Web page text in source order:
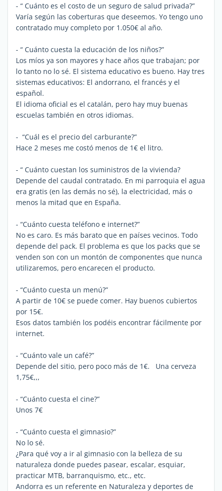
- “ Cuánto es el costo de un seguro de salud privada?”
Varía según las coberturas que deseemos. Yo tengo uno
contratado muy completo por 1.050€ al año.
- “ Cuánto cuesta la educación de los niños?”
Los míos ya son mayores y hace años que trabajan; por
lo tanto no lo sé. El sistema educativo es bueno. Hay tres
sistemas educativos: El andorrano, el francés y el
español.
El idioma oficial es el catalán, pero hay muy buenas
escuelas también en otros idiomas.
- “Cuál es el precio del carburante?”
Hace 2 meses me costó menos de 1€ el litro.
- “ Cuánto cuestan los suministros de la vivienda?
Depende del caudal contratado. En mi parroquia el agua
era gratis (en las demás no sé), la electricidad, más o
menos la mitad que en España.
- “Cuánto cuesta teléfono e internet?”
No es caro. Es más barato que en países vecinos. Todo
depende del pack. El problema es que los packs que se
venden son con un montón de componentes que nunca
utilizaremos, pero encarecen el producto.
- “Cuánto cuesta un menú?”
A partir de 10€ se puede comer. Hay buenos cubiertos
por 15€.
Esos datos también los podéis encontrar fácilmente por
internet.
- “Cuánto vale un café?”
Depende del sitio, pero poco más de 1€. Una cerveza
1,75€,,,
- “Cuánto cuesta el cine?”
Unos 7€
- “Cuánto cuesta el gimnasio?”
No lo sé.
¿Para qué voy a ir al gimnasio con la belleza de su
naturaleza donde puedes pasear, escalar, esquiar,
practicar MTB, barranquismo, etc., etc.
Andorra es un referente en Naturaleza y deportes de